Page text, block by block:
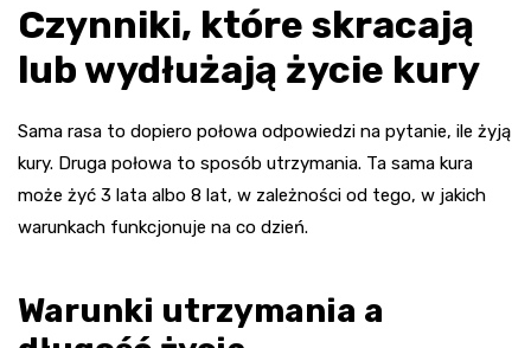
Czynniki, które skracają
lub wydłużają życie kury
Sama rasa to dopiero połowa odpowiedzi na pytanie, ile żyją
kury. Druga połowa to sposób utrzymania. Ta sama kura
może żyć 3 lata albo 8 lat, w zależności od tego, w jakich
warunkach funkcjonuje na co dzień.
Warunki utrzymania a